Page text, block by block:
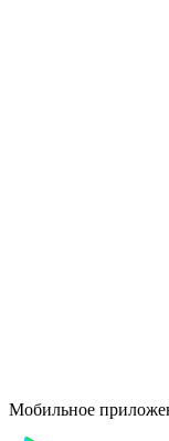
Мобильное